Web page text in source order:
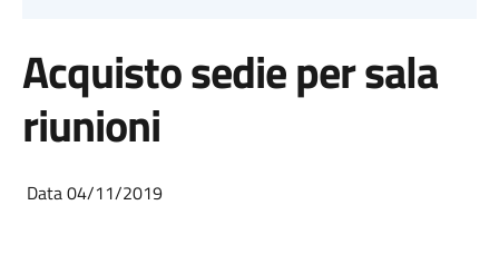
Acquisto sedie per sala
riunioni
Data 04/11/2019